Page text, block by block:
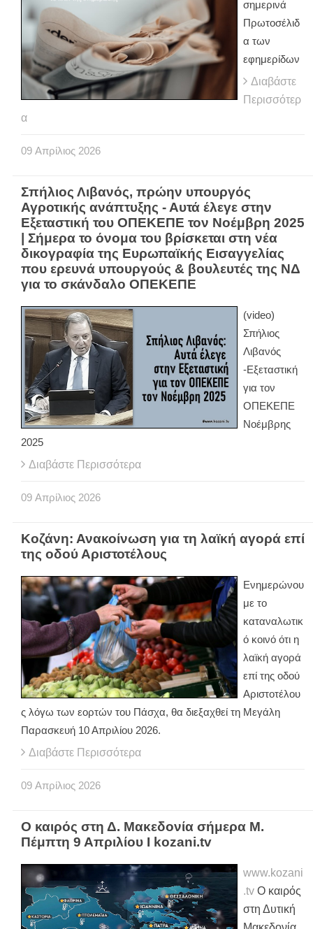
σημερινά
Πρωτοσέλιδ
α των
εφημερίδων
Διαβάστε
Περισσότερ
α
09 Απρίλιος 2026
Σπήλιος Λιβανός, πρώην υπουργός
Αγροτικής ανάπτυξης - Αυτά έλεγε στην
Εξεταστική του ΟΠΕΚΕΠΕ τον Νοέμβρη 2025
| Σήμερα το όνομα του βρίσκεται στη νέα
δικογραφία της Ευρωπαϊκής Εισαγγελίας
που ερευνά υπουργούς & βουλευτές της ΝΔ
για το σκάνδαλο ΟΠΕΚΕΠΕ
(video)
Σπήλιος
Λιβανός
-Εξεταστική
για τον
ΟΠΕΚΕΠΕ
Νοέμβρης
2025
Διαβάστε Περισσότερα
09 Απρίλιος 2026
Κοζάνη: Ανακοίνωση για τη λαϊκή αγορά επί
της οδού Αριστοτέλους
Ενημερώνου
με το
καταναλωτικ
ό κοινό ότι η
λαϊκή αγορά
επί της οδού
Αριστοτέλου
ς λόγω των εορτών του Πάσχα, θα διεξαχθεί τη Μεγάλη
Παρασκευή 10 Απριλίου 2026.
Διαβάστε Περισσότερα
09 Απρίλιος 2026
Ο καιρός στη Δ. Μακεδονία σήμερα Μ.
Πέμπτη 9 Απριλίου Ι kozani.tv
www.kozani
.tv Ο καιρός
στη Δυτική